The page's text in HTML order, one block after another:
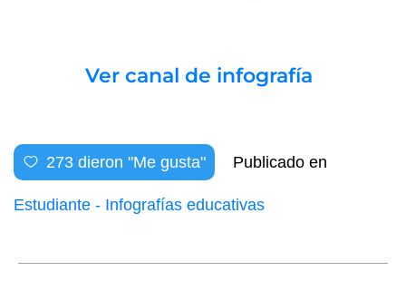
Ver canal de infografía
273 dieron "Me gusta" Publicado en
Estudiante - Infografías educativas